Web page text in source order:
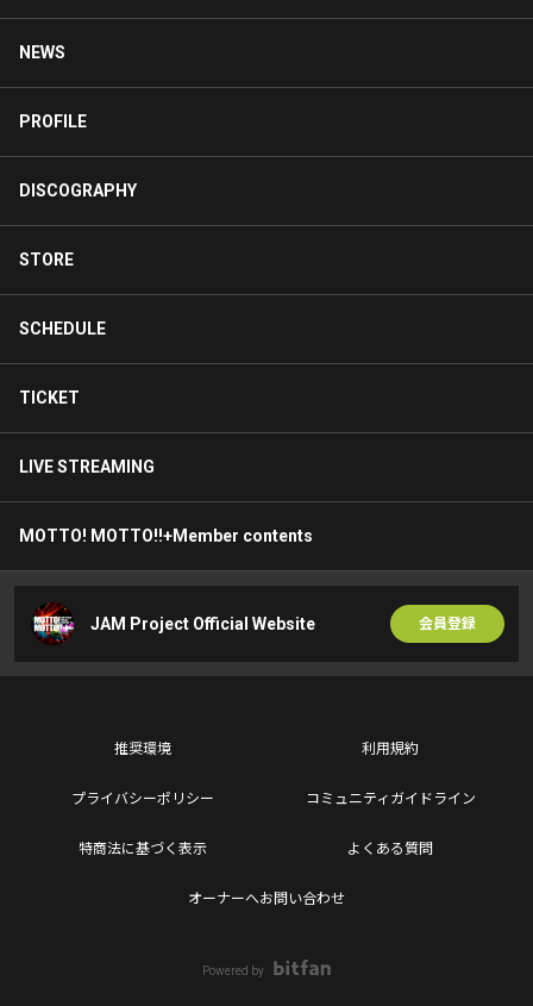
NEWS
PROFILE
DISCOGRAPHY
STORE
SCHEDULE
TICKET
LIVE STREAMING
MOTTO! MOTTO!!+Member contents
JAM Project Official Website 会員登録
推奨環境 利用規約
プライバシーポリシー コミュニティガイドライン
特商法に基づく表示 よくある質問
オーナーへお問い合わせ
Powered by